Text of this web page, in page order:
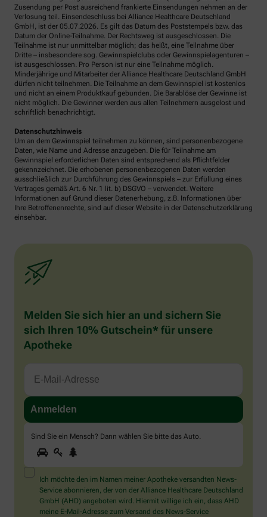
Zusendung per Post ausreichend frankierte Einsendungen nehmen an der
Verlosung teil. Einsendeschluss bei Alliance Healthcare Deutschland
GmbH, ist der 05.07.2026. Es gilt das Datum des Poststempels bzw. das
Datum der Online-Teilnahme. Der Rechtsweg ist ausgeschlossen. Die
Teilnahme ist nur unmittelbar möglich; das heißt, eine Teilnahme über
Dritte – insbesondere sog. Gewinnspielclubs oder Gewinnspielagenturen –
ist ausgeschlossen. Pro Person ist nur eine Teilnahme möglich.
Minderjährige und Mitarbeiter der Alliance Healthcare Deutschland GmbH
dürfen nicht teilnehmen. Die Teilnahme an dem Gewinnspiel ist kostenlos
und nicht an einem Produktkauf gebunden. Die Barablöse der Gewinne ist
nicht möglich. Die Gewinner werden aus allen Teilnehmern ausgelost und
schriftlich benachrichtigt.
Datenschutzhinweis
Um an dem Gewinnspiel teilnehmen zu können, sind personenbezogene
Daten, wie Name und Adresse anzugeben. Die für Teilnahme am
Gewinnspiel erforderlichen Daten sind entsprechend als Pflichtfelder
gekennzeichnet. Die erhobenen personenbezogenen Daten werden
ausschließlich zur Durchführung des Gewinnspiels – zur Erfüllung eines
Vertrages gemäß Art. 6 Nr. 1 lit. b) DSGVO – verwendet. Weitere
Informationen auf Grund dieser Datenerhebung, z.B. Informationen über
Ihre Betroffenenrechte, sind auf dieser Website in der Datenschutzerklärung
einsehbar.
Melden Sie sich hier an und sichern Sie
sich Ihren 10% Gutschein* für unsere
Apotheke
Sind Sie ein Mensch? Dann wählen Sie bitte das Auto.
Sind
Sie
ein
Mensch?
Dann
wählen
Sie
1 2
Ich möchte den im Namen meiner Apotheke versandten News-
Service abonnieren, der von der Alliance Healthcare Deutschland
GmbH (AHD) angeboten wird. Hiermit willige ich ein, dass AHD
meine E-Mail-Adresse zum Versand des News-Service